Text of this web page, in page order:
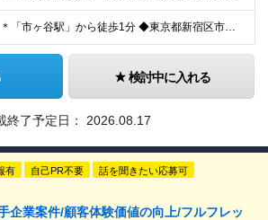
＊「市ヶ谷駅」から徒歩1分 ◆東京都新宿区市谷左内町5 4F (変更の範囲)上記を除く当社関連勤務地
検討中に入れる
終了予定日： 2026.08.17
有 自己PR不要 話を聞きたい応募可
企業案件/顧客体験価値の向上/フルフレッ